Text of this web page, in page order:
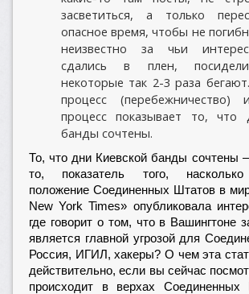
засветиться, а только
опасное время, чтобы не
неизвестно за чьи
сдались в плен,
некоторые так 2-3 раза
процесс
процесс показывает то, что
банды сочтены.
То, что дни Киевской банды сочтены
то, показатель того, насколько
положение Соединенных Штатов в
New York Times» опубликовала
где говорит о том, что в Вашингтоне
является главной угрозой для
Россия, ИГИЛ, хакеры? О чем эта
действительно, если вы сейчас
происходит в верхах